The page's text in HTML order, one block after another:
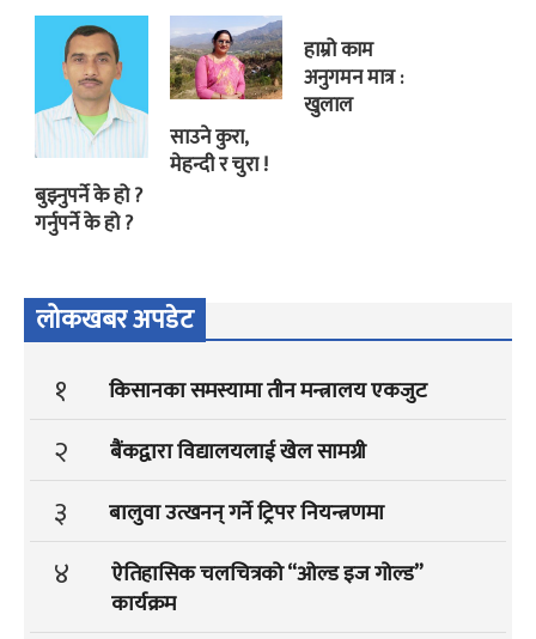
बुझ्नुपर्ने के हो ?
गर्नुपर्ने के हो ?
साउने कुरा,
मेहन्दी र चुरा !
हाम्रो काम
अनुगमन मात्र :
खुलाल
लोकखबर अपडेट
१ किसानका समस्यामा तीन मन्त्रालय एकजुट
२ बैंकद्वारा विद्यालयलाई खेल सामग्री
३ बालुवा उत्खनन् गर्ने ट्रिपर नियन्त्रणमा
४
ऐतिहासिक चलचित्रको “ओल्ड इज गोल्ड”
कार्यक्रम